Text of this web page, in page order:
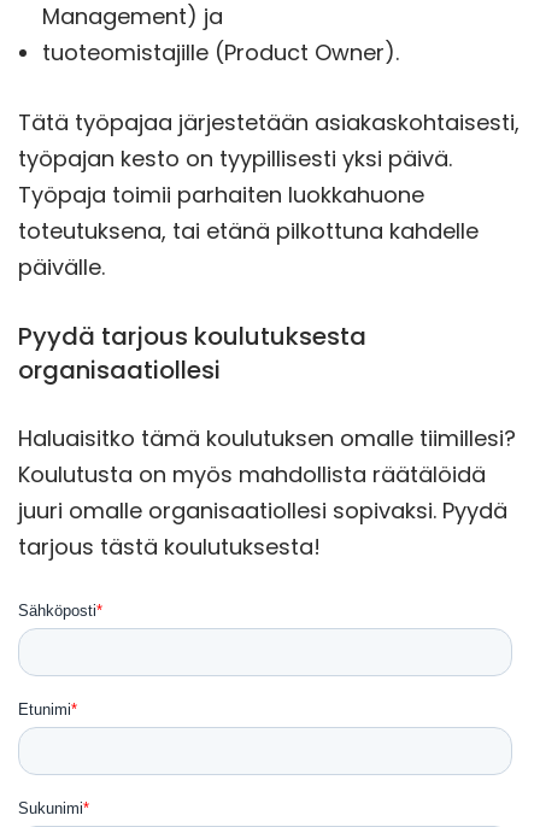
Management) ja
tuoteomistajille (Product Owner).
Tätä työpajaa järjestetään asiakaskohtaisesti,
työpajan kesto on tyypillisesti yksi päivä.
Työpaja toimii parhaiten luokkahuone
toteutuksena, tai etänä pilkottuna kahdelle
päivälle.
Pyydä tarjous koulutuksesta
organisaatiollesi
Haluaisitko tämä koulutuksen omalle tiimillesi?
Koulutusta on myös mahdollista räätälöidä
juuri omalle organisaatiollesi sopivaksi. Pyydä
tarjous tästä koulutuksesta!